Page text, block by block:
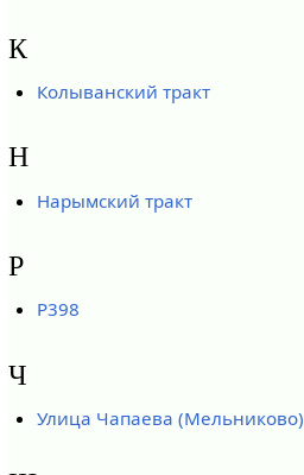
К
Колыванский тракт
Н
Нарымский тракт
Р
Р398
Ч
Улица Чапаева (Мельниково)